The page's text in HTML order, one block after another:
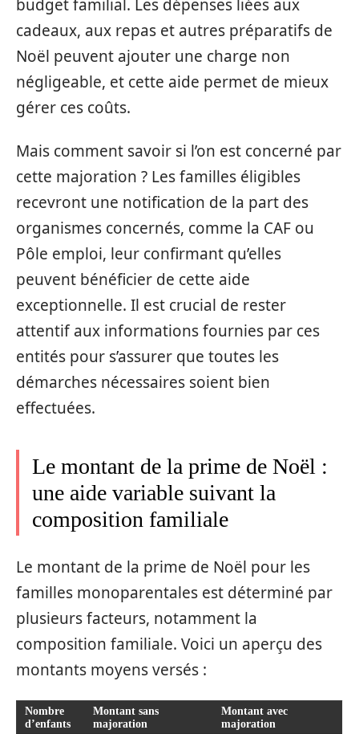
budget familial. Les dépenses liées aux
cadeaux, aux repas et autres préparatifs de
Noël peuvent ajouter une charge non
négligeable, et cette aide permet de mieux
gérer ces coûts.
Mais comment savoir si l’on est concerné par
cette majoration ? Les familles éligibles
recevront une notification de la part des
organismes concernés, comme la CAF ou
Pôle emploi, leur confirmant qu’elles
peuvent bénéficier de cette aide
exceptionnelle. Il est crucial de rester
attentif aux informations fournies par ces
entités pour s’assurer que toutes les
démarches nécessaires soient bien
effectuées.
Le montant de la prime de Noël :
une aide variable suivant la
composition familiale
Le montant de la prime de Noël pour les
familles monoparentales est déterminé par
plusieurs facteurs, notamment la
composition familiale. Voici un aperçu des
montants moyens versés :
Nombre
d’enfants
Montant sans
majoration
Montant avec
majoration